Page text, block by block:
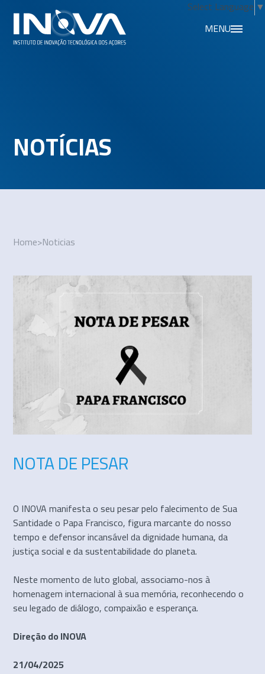
Select Language ▼
MENU
NOTÍCIAS
Home>Noticias
NOTA DE PESAR
O INOVA manifesta o seu pesar pelo falecimento de Sua
Santidade o Papa Francisco, figura marcante do nosso
tempo e defensor incansável da dignidade humana, da
justiça social e da sustentabilidade do planeta.
Neste momento de luto global, associamo-nos à
homenagem internacional à sua memória, reconhecendo o
seu legado de diálogo, compaixão e esperança.
Direção do INOVA
21/04/2025